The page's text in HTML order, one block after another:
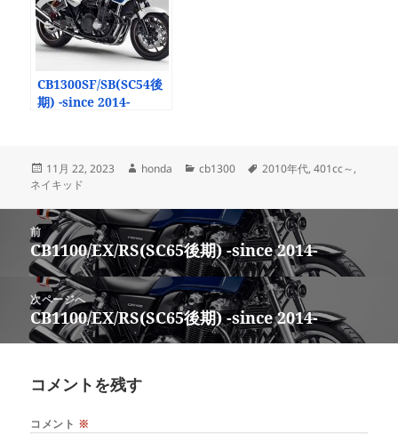
CB1300SF/SB(SC54後
期) -since 2014-
投
稿
11月 22, 2023
作
honda
カ
リ
ー
cb1300
タ
2010年代,401cc～,
ネイキッド
シ
前
前
の
投
稿:
CB1100/EX/RS(SC65後期) -since 2014-
次ページへ
次
の
稿:
CB1100/EX/RS(SC65後期) -since 2014-
コメントを残す
コメント ※